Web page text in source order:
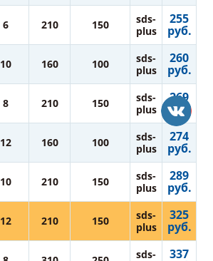
6 210 150
sds-
plus
255
руб.
10 160 100
sds-
plus
260
руб.
8 210 150
sds-
plus
269
руб.
12 160 100
sds-
plus
274
руб.
10 210 150
sds-
plus
289
руб.
12 210 150
sds-
plus
325
руб.
sds-
337